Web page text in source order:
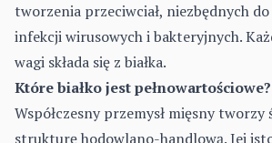
tworzenia przeciwciał, niezbędnych
infekcji wirusowych i bakteryjnych.
wagi składa się z białka.
Które białko jest pełnowartościowe?
Współczesny przemysł mięsny tworzy
strukturę hodowlano-handlową. Jej